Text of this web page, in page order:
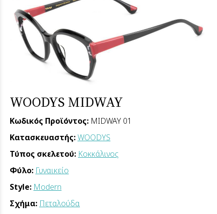
WOODYS MIDWAY
Κωδικός Προϊόντος: MIDWAY 01
Κατασκευαστής:WOODYS
Τύπος σκελετού: Κοκκάλινος
Φύλο: Γυναικείο
Style: Modern
Σχήμα: Πεταλούδα